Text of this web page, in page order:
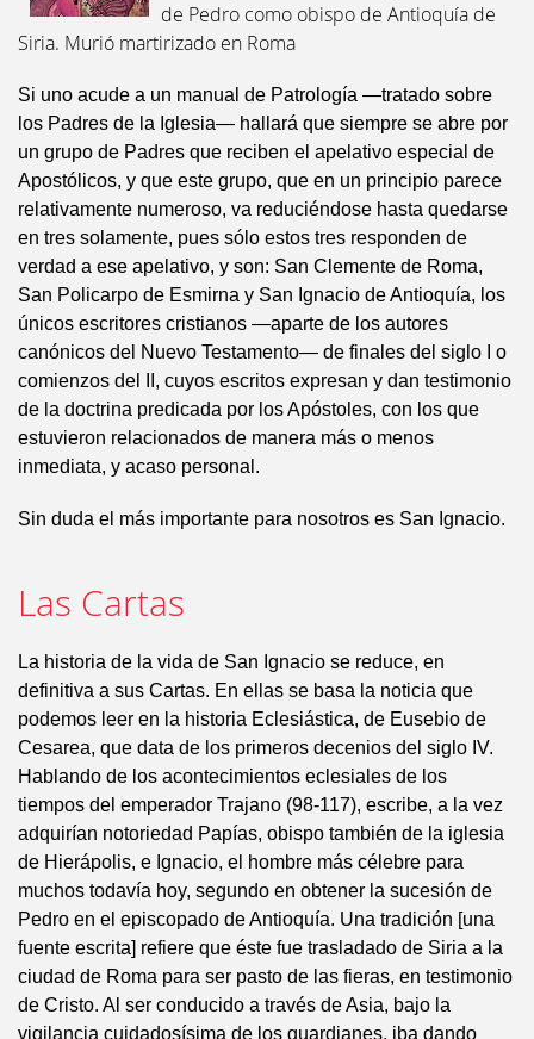
de Pedro como obispo de Antioquía de
Siria. Murió martirizado en Roma
Si uno acude a un manual de Patrología —tratado sobre
los Padres de la Iglesia— hallará que siempre se abre por
un grupo de Padres que reciben el apelativo especial de
Apostólicos, y que este grupo, que en un principio parece
relativamente numeroso, va reduciéndose hasta quedarse
en tres solamente, pues sólo estos tres responden de
verdad a ese apelativo, y son: San Clemente de Roma,
San Policarpo de Esmirna y San Ignacio de Antioquía, los
únicos escritores cristianos —aparte de los autores
canónicos del Nuevo Testamento— de finales del siglo I o
comienzos del II, cuyos escritos expresan y dan testimonio
de la doctrina predicada por los Apóstoles, con los que
estuvieron relacionados de manera más o menos
inmediata, y acaso personal.
Sin duda el más importante para nosotros es San Ignacio.
Las Cartas
La historia de la vida de San Ignacio se reduce, en
definitiva a sus Cartas. En ellas se basa la noticia que
podemos leer en la historia Eclesiástica, de Eusebio de
Cesarea, que data de los primeros decenios del siglo IV.
Hablando de los acontecimientos eclesiales de los
tiempos del emperador Trajano (98-117), escribe, a la vez
adquirían notoriedad Papías, obispo también de la iglesia
de Hierápolis, e Ignacio, el hombre más célebre para
muchos todavía hoy, segundo en obtener la sucesión de
Pedro en el episcopado de Antioquía. Una tradición [una
fuente escrita] refiere que éste fue trasladado de Siria a la
ciudad de Roma para ser pasto de las fieras, en testimonio
de Cristo. Al ser conducido a través de Asia, bajo la
vigilancia cuidadosísima de los guardianes, iba dando